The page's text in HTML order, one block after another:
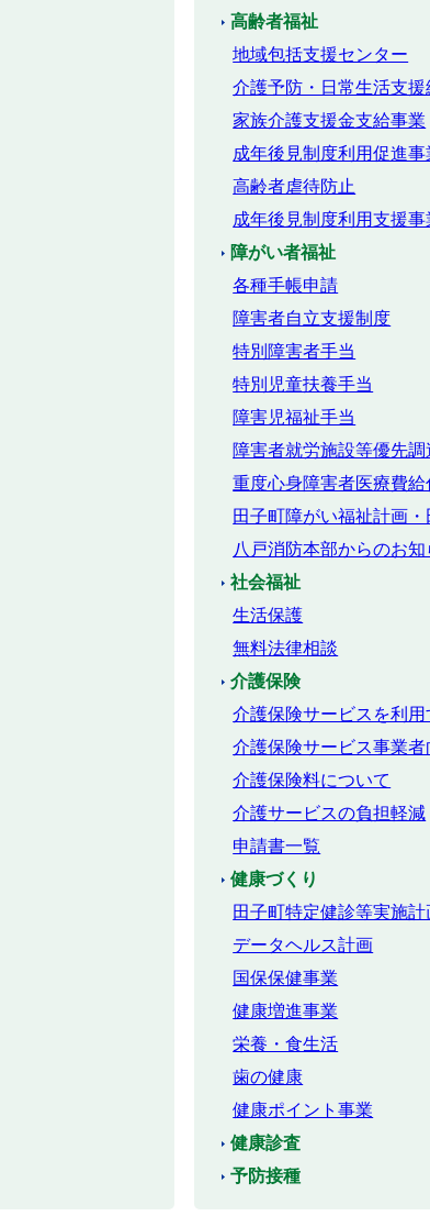
高齢者福祉
地域包括支援センター
介護予防・日常生活支
家族介護支援金支給事業
成年後見制度利用促進事
高齢者虐待防止
成年後見制度利用支援事
障がい者福祉
各種手帳申請
障害者自立支援制度
特別障害者手当
特別児童扶養手当
障害児福祉手当
障害者就労施設等優先調
重度心身障害者医療費給
田子町障がい福祉計画
八戸消防本部からのお
社会福祉
生活保護
無料法律相談
介護保険
介護保険サービスを利
介護保険サービス事業
介護保険料について
介護サービスの負担軽減
申請書一覧
健康づくり
田子町特定健診等実施計
データヘルス計画
国保保健事業
健康増進事業
栄養・食生活
歯の健康
健康ポイント事業
健康診査
予防接種